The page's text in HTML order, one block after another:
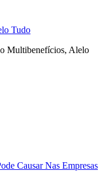
Tudo
Multibenefícios, Alelo
Causar Nas Empresas